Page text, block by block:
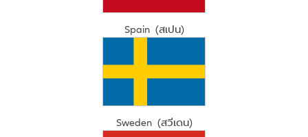
Spain (สเปน)
Sweden (สวีเดน)